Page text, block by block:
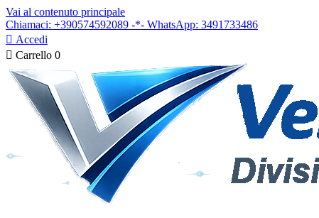
Vai al contenuto principale
Chiamaci: +390574592089 -*- WhatsApp: 3491733486
 Accedi
 Carrello 0